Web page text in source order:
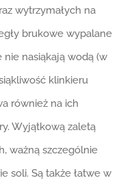
wytrzymałych na
brukowe wypalane
nie nasiąkają wodą (w
klinkieru
również na ich
Wyjątkową zaletą
ważną szczególnie
soli. Są także łatwe w